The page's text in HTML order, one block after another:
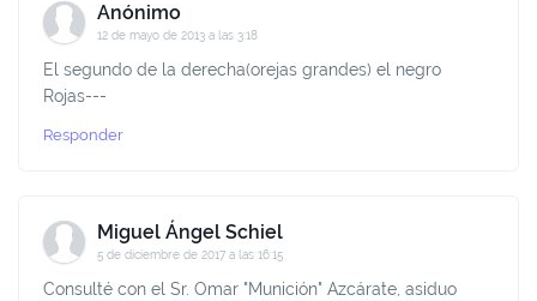
Anónimo
12 de mayo de 2013 a las 3:18
El segundo de la derecha(orejas grandes) el negro
Rojas---
Responder
Miguel Ángel Schiel
5 de diciembre de 2017 a las 16:15
Consulté con el Sr. Omar "Munición" Azcárate, asiduo